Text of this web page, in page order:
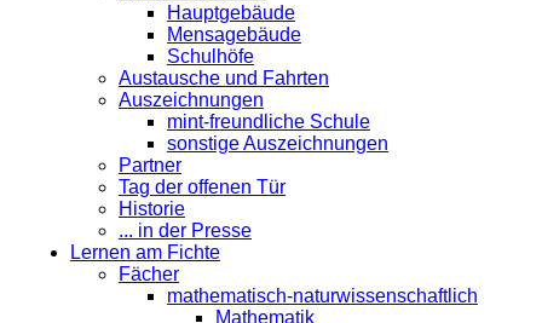
Hauptgebäude
Mensagebäude
Schulhöfe
Austausche und Fahrten
Auszeichnungen
mint-freundliche Schule
sonstige Auszeichnungen
Partner
Tag der offenen Tür
Historie
... in der Presse
Lernen am Fichte
Fächer
mathematisch-naturwissenschaftlich
Mathematik